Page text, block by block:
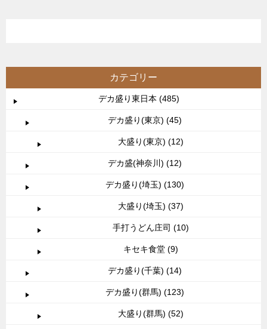
カテゴリー
デカ盛り東日本 (485)
デカ盛り(東京) (45)
大盛り(東京) (12)
デカ盛(神奈川) (12)
デカ盛り(埼玉) (130)
大盛り(埼玉) (37)
手打うどん庄司 (10)
キセキ食堂 (9)
デカ盛り(千葉) (14)
デカ盛り(群馬) (123)
大盛り(群馬) (52)